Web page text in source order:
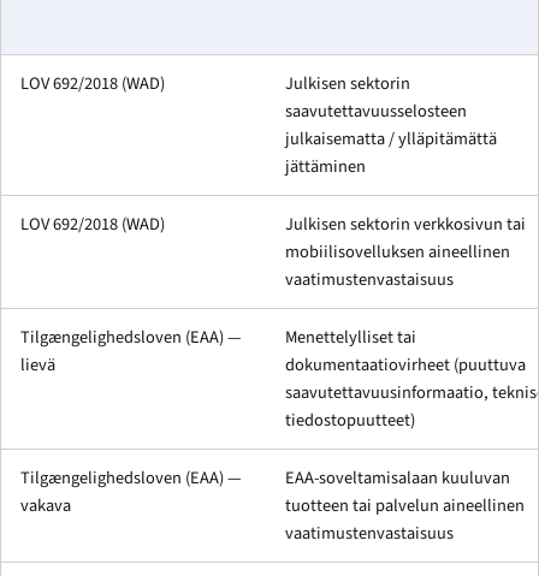
LOV 692/2018 (WAD)
Julkisen sektorin
saavutettavuusselosteen
julkaisematta / ylläpitämättä
jättäminen
LOV 692/2018 (WAD)
Julkisen sektorin verkkosivun tai
mobiilisovelluksen aineellinen
vaatimustenvastaisuus
Tilgængelighedsloven (EAA) —
lievä
Menettelylliset tai
dokumentaatiovirheet (puuttuva
saavutettavuusinformaatio,
tiedostopuutteet)
Tilgængelighedsloven (EAA) —
vakava
EAA-soveltamisalaan kuuluvan
tuotteen tai palvelun aineellinen
vaatimustenvastaisuus